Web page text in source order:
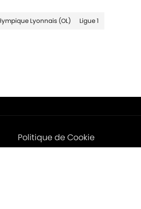
Lyonnais (OL) Ligue 1
Politique de Cookie